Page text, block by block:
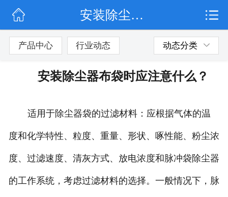
公司简介
联系我们
安装除尘器布袋时应注意什么？
产品中心 行业动态 动态分类
安装除尘器布袋时应注意什么？
适用于除尘器袋的过滤材料：应根据气体的温
度和化学特性、粒度、重量、形状、啄性能、粉尘浓
度、过滤速度、清灰方式、放电浓度和脉冲袋除尘器
的工作系统，考虑过滤材料的选择。一般情况下，脉